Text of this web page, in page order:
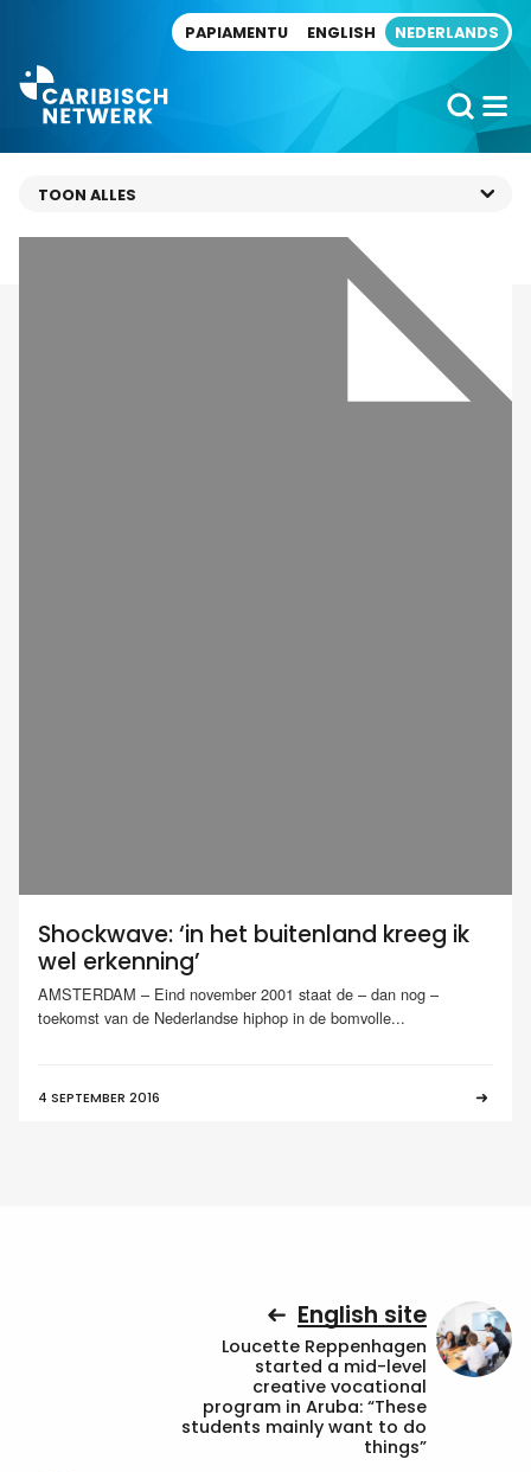
PAPIAMENTU ENGLISH NEDERLANDS
Shockwave: ‘in het buitenland kreeg ik
wel erkenning’
AMSTERDAM – Eind november 2001 staat de – dan nog –
toekomst van de Nederlandse hiphop in de bomvolle...
4 SEPTEMBER 2016
English site
Loucette Reppenhagen
started a mid-level
creative vocational
program in Aruba: “These
students mainly want to do
things”